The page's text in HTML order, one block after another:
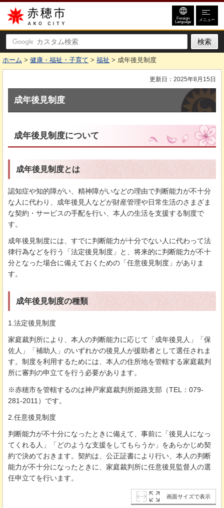
赤穂市
Foreign
Language メニュー
ホーム > 健康・福祉・子育て > 福祉 > 成年後見制度
更新日：2025年8月15日
成年後見制度
成年後見制度について
成年後見制度とは
認知症や知的障がい、精神障がいなどの理由で判断能力が不十分
な人に代わり、成年後見人などが財産管理や日常生活のさまざま
な契約・サービスの手配を行い、本人の生活を支援する制度で
す。
成年後見制度には、すでに判断能力が十分でない人に代わって法
律行為などを行う「法定後見制度」と、将来的に判断能力が不十
分となった場合に備えておくための「任意後見制度」がありま
す。
成年後見制度の種類
1.法定後見制度
家庭裁判所により、本人の判断能力に応じて「成年後見人」「保
佐人」「補助人」のいずれかの後見人が援助者として選任されま
す。制度を利用するためには、本人の住所地を管轄する家庭裁判
所に審判の申立てを行う必要があります。
※赤穂市を管轄するのは神戸家庭裁判所姫路支部（TEL：079-
281-2011）です。
2.任意後見制度
判断能力が不十分になったときに備えて、事前に「後見人になっ
てくれる人」「どのような支援をしてもらうか」をあらかじめ契
約で決めておきます。契約は、公正証書により行い、本人の判断
能力が不十分になったときに、家庭裁判所に任意後見監督人の選
任申立てを行います。
画面サイズで表示